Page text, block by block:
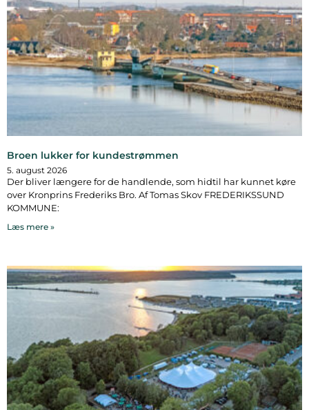
Broen lukker for kundestrømmen
5. august 2026
Der bliver længere for de handlende, som hidtil har kunnet køre
over Kronprins Frederiks Bro. Af Tomas Skov FREDERIKSSUND
KOMMUNE:
Læs mere »